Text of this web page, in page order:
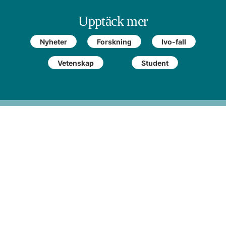
Upptäck mer
Nyheter Forskning Ivo-fall
Vetenskap Student